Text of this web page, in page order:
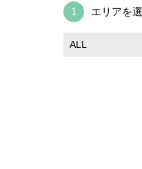
1 エリアを